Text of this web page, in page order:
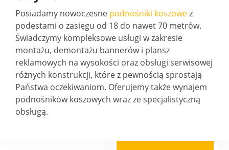
Posiadamy nowoczesne podnośniki koszowez
podestami o zasięgu od 18 do nawet 70 metrów.
Świadczymy kompleksowe usługi w zakresie
montażu, demontażu bannerów i plansz
reklamowych na wysokości oraz obsługi serwisowej
różnych konstrukcji, które z pewnością sprostają
Państwa oczekiwaniom. Oferujemy także wynajem
podnośników koszowych wraz ze specjalistyczną
obsługą.